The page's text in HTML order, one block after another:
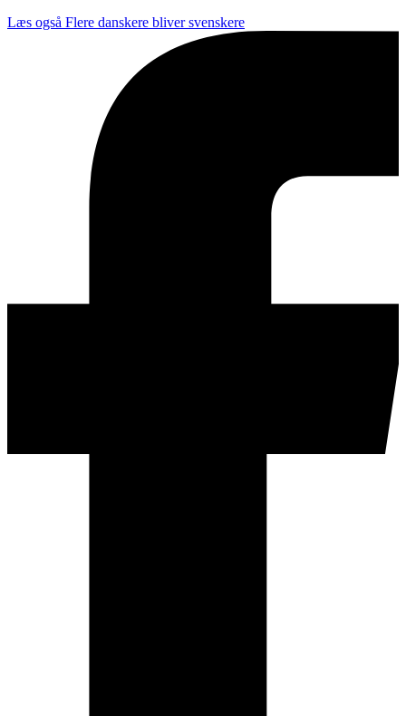
Læs også Flere danskere bliver svenskere